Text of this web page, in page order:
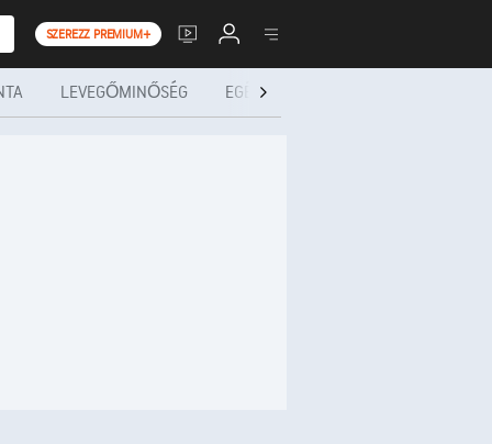
SZEREZZ PREMIUM+
LEVEGŐMINŐSÉG EGÉSZSÉG ÉS TEVÉKENYSÉGEK